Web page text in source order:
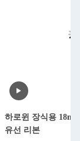
하로윈 장식용
유선 리본